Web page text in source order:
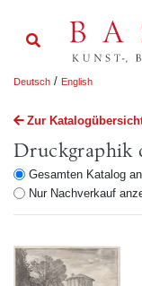
Deutsch / English
Zur
Druckgraphik
Gesamten Katalog
Nur Nachverkauf